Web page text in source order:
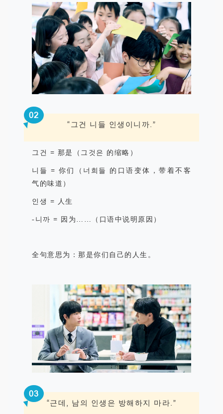
02
“ 그건 니들 인생이니까 ”
그건 = 那是（그것은 的缩略）
니들 = 你们（너희들 的口语变体，带着不客
气的味道）
인생 = 人生
-니까 = 因为 （口语中说明原因）
全句意思为： 那是你们自己的人生。
03
“근데 , 남의 인생은 방해하지 마라.”